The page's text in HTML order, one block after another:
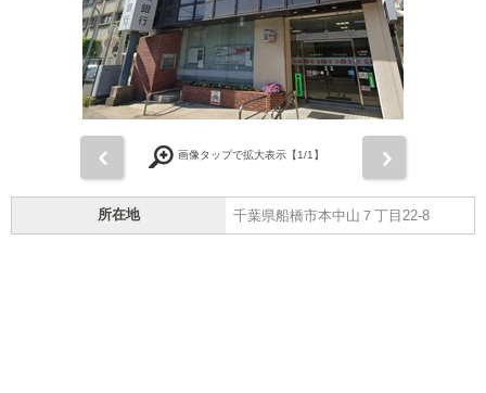
画像タップで拡大表示【1/1】
所在地 千葉県船橋市本中山７丁目22-8